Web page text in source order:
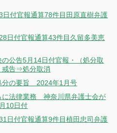
日付官報通算78件目田原直樹弁護
日付官報通算43件目久留多美恵
の公告5月14日付官報・（処分取
戒告⇒処分取消
分の要旨 2024年1月号
に法律業務 神奈川県弁護士会が
10日付
日付官報通算9件目植田忠司弁護